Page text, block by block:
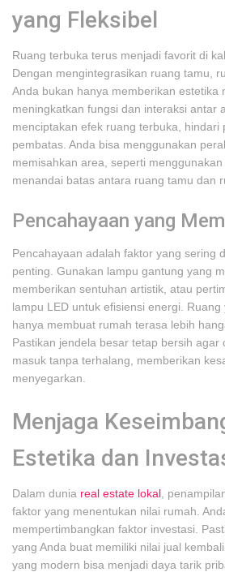
yang Fleksibel
Ruang terbuka terus menjadi favorit di
Dengan mengintegrasikan ruang tamu,
Anda bukan hanya memberikan estetika
meningkatkan fungsi dan interaksi antar
menciptakan efek ruang terbuka, hindari
pembatas. Anda bisa menggunakan
memisahkan area, seperti
menandai batas antara ruang tamu dan
Pencahayaan yang
Pencahayaan adalah faktor yang sering
penting. Gunakan lampu gantung yang
memberikan sentuhan artistik, atau
lampu LED untuk efisiensi energi.
hanya membuat rumah terasa lebih
Pastikan jendela besar tetap bersih agar
masuk tanpa terhalang, memberikan
menyegarkan.
Menjaga
Estetika dan
Dalam dunia real estate lokal ,
faktor yang menentukan nilai rumah.
mempertimbangkan faktor investasi.
yang Anda buat memiliki nilai jual
yang modern bisa menjadi daya tarik